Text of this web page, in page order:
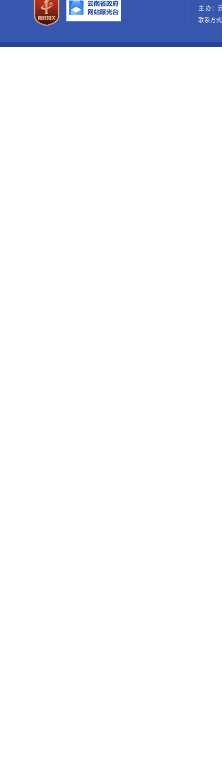
主 办：
联系方